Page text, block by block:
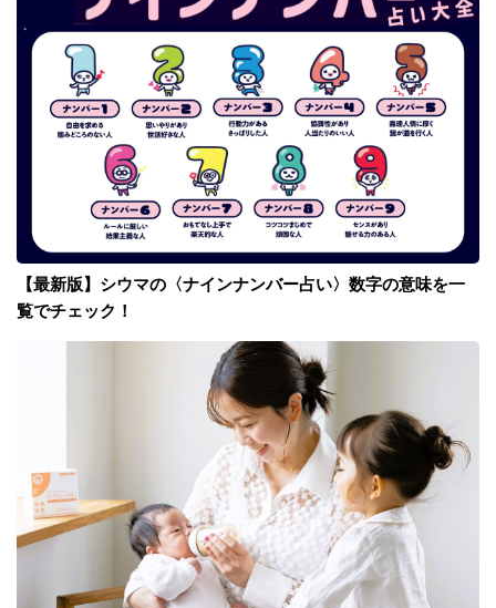
【最新版】シウマの〈ナインナンバー占い〉数字の意味を一
覧でチェック！